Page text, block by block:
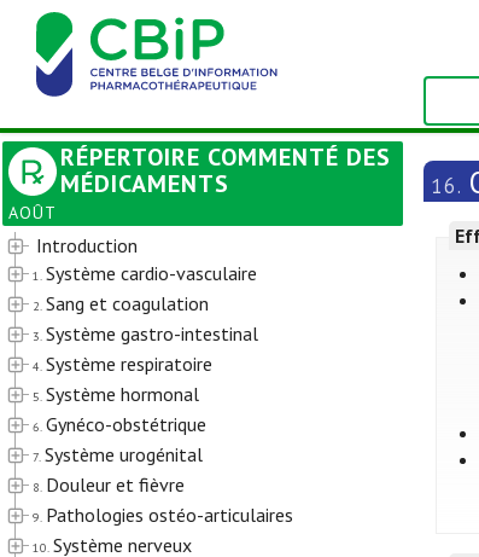
RÉPERTOIRE COMMENTÉ DES
MÉDICAMENTS
AOÛT
Introduction
1. Système cardio-vasculaire
2. Sang et coagulation
3. Système gastro-intestinal
4. Système respiratoire
5. Système hormonal
6. Gynéco-obstétrique
7. Système urogénital
8. Douleur et fièvre
9. Pathologies ostéo-articulaires
10. Système nerveux
16.